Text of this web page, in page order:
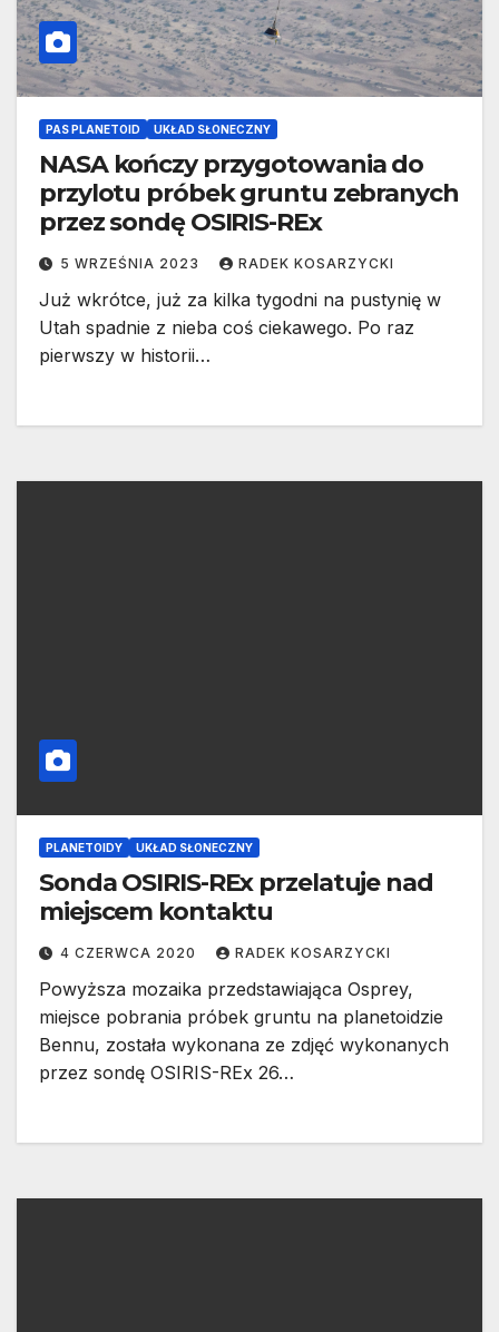
PAS PLANETOID UKŁAD SŁONECZNY
NASA kończy przygotowania do
przylotu próbek gruntu zebranych
przez sondę OSIRIS-REx
5 WRZEŚNIA 2023 RADEK KOSARZYCKI
Już wkrótce, już za kilka tygodni na pustynię w
Utah spadnie z nieba coś ciekawego. Po raz
pierwszy w historii…
PLANETOIDY UKŁAD SŁONECZNY
Sonda OSIRIS-REx przelatuje nad
miejscem kontaktu
4 CZERWCA 2020 RADEK KOSARZYCKI
Powyższa mozaika przedstawiająca Osprey,
miejsce pobrania próbek gruntu na planetoidzie
Bennu, została wykonana ze zdjęć wykonanych
przez sondę OSIRIS-REx 26…